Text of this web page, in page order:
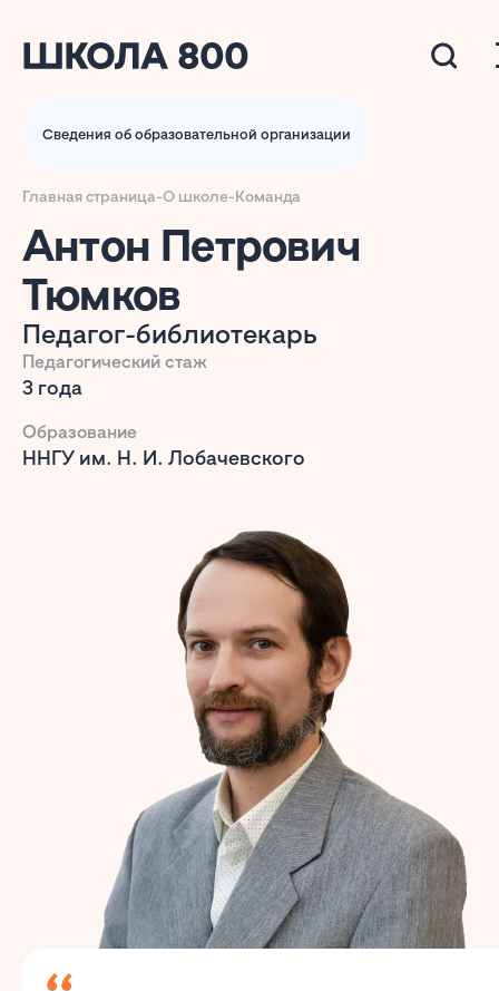
Сведения об образовательной организации
Главная страница-О школе-Команда
Антон Петрович
Тюмков
Педагог-библиотекарь
Педагогический стаж
3 года
Образование
ННГУ им. Н. И. Лобачевского